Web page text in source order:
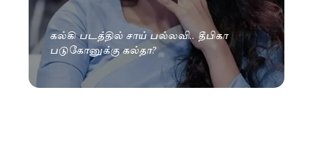
கல்கி படத்தில் சாய் பல்லவி.. தீபிகா
படுகோனுக்கு கல்தா?